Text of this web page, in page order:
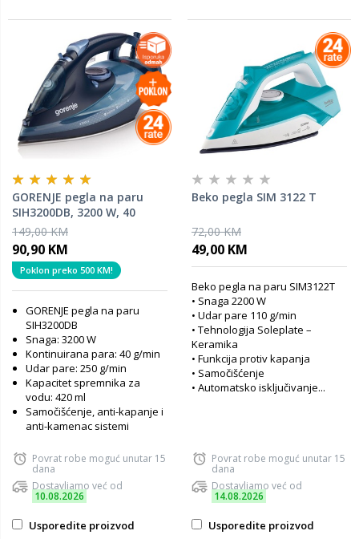
GORENJE pegla na paru
SIH3200DB, 3200 W, 40
g/min
149,00 KM
90,90 KM
Poklon preko 500 KM!
GORENJE pegla na paru
SIH3200DB
Snaga: 3200 W
Kontinuirana para: 40 g/min
Udar pare: 250 g/min
Kapacitet spremnika za
vodu: 420 ml
Samočišćenje, anti-kapanje i
anti-kamenac sistemi
Povrat robe moguć unutar 15
dana
Dostavljamo već od
10.08.2026
Usporedite proizvod
Beko pegla SIM 3122 T
72,00 KM
49,00 KM
Beko pegla na paru SIM3122T
• Snaga 2200 W
• Udar pare 110 g/min
• Tehnologija Soleplate –
Keramika
• Funkcija protiv kapanja
• Samočišćenje
• Automatsko isključivanje...
Povrat robe moguć unutar 15
dana
Dostavljamo već od
14.08.2026
Usporedite proizvod